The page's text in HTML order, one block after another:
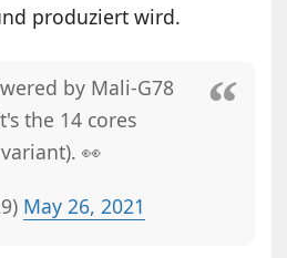
produziert wird.
by Mali-G78
the 14 cores
👀
May 26, 2021